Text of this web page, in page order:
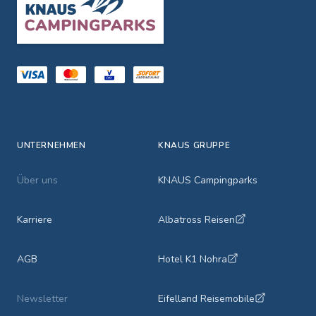
UNTERNEHMEN
Über uns
Karriere
AGB
Newsletter
KNAUS GRUPPE
KNAUS Campingparks
Albatross Reisen
Hotel K1 Nohra
Eifelland Reisemobile